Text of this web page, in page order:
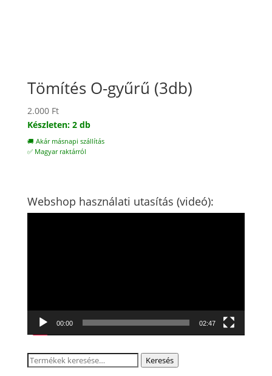
Tömítés O-gyűrű (3db)
2.000 Ft
Készleten: 2 db
🚚 Akár másnapi szállítás
✅ Magyar raktárról
Webshop használati utasítás (videó):
00:00 02:47
Keresés
Keresés